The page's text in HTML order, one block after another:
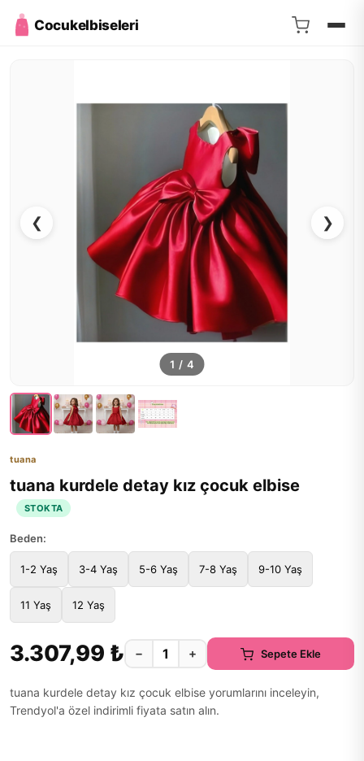
Cocukelbiseleri
❮ ❯
1 / 4
tuana
tuana kurdele detay kız çocuk elbise
STOKTA
Beden:
1-2 Yaş 3-4 Yaş 5-6 Yaş 7-8 Yaş 9-10 Yaş
11 Yaş 12 Yaş
3.307,99 ₺ − + Sepete Ekle
tuana kurdele detay kız çocuk elbise yorumlarını inceleyin,
Trendyol'a özel indirimli fiyata satın alın.